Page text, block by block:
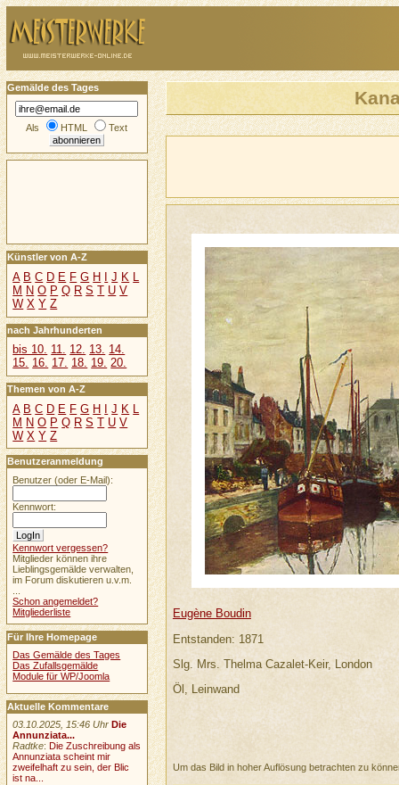
Eugène Boudin
Entstanden: 1871
Slg. Mrs. Thelma Cazalet-Keir, London
Öl, Leinwand
Um das Bild in hoher Auflösung betrachten zu
Gemälde des Tages
Als HTML Text
Künstler von A-Z
A B C D E F G H J K L
M N O P Q R S T U V
W X Y Z
nach Jahrhunderten
bis 10. 11. 12. 13. 14.
15. 16. 17. 18. 19. 20.
Themen von A-Z
A B C D E F G H I J K L
M N O P Q R S T U V
W X Y Z
Benutzeranmeldung
Benutzer (oder E-Mail):
Kennwort:
Kennwort vergessen?
Mitglieder können ihre
Lieblingsgemälde verwalten,
im Forum diskutieren u.v.m.
Schon angemeldet?
Mitgliederliste
Für Ihre Homepage
Das Gemälde des Tages
Das Zufallsgemälde
Module für WP/Joomla
Aktuelle Kommentare
03.10.2025, 15:46 Uhr Die
Annunziata...
Radtke: Die Zuschreibung als
Annunziata scheint mir
zweifelhaft zu sein, der Blic
ist na...